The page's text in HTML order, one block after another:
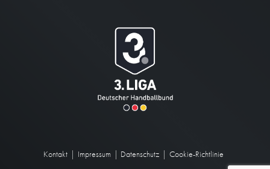
Kontakt Impressum Datenschutz Cookie-Richtlinie